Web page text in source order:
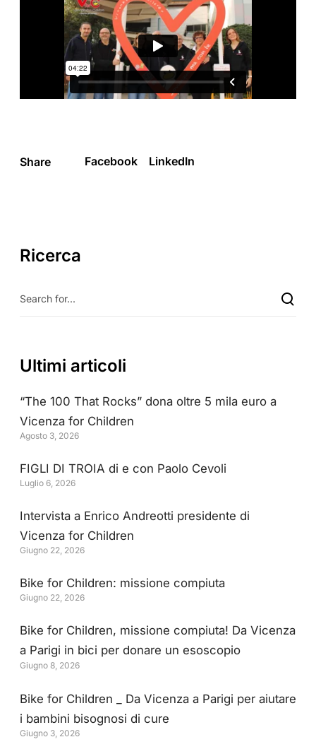
Share Facebook LinkedIn
Ricerca
Ultimi articoli
“The 100 That Rocks” dona oltre 5 mila euro a
Vicenza for Children
Agosto 3, 2026
FIGLI DI TROIA di e con Paolo Cevoli
Luglio 6, 2026
Intervista a Enrico Andreotti presidente di
Vicenza for Children
Giugno 22, 2026
Bike for Children: missione compiuta
Giugno 22, 2026
Bike for Children, missione compiuta! Da Vicenza
a Parigi in bici per donare un esoscopio
all’Ospedale San Bortolo
Giugno 8, 2026
Bike for Children _ Da Vicenza a Parigi per aiutare
i bambini bisognosi di cure
Giugno 3, 2026